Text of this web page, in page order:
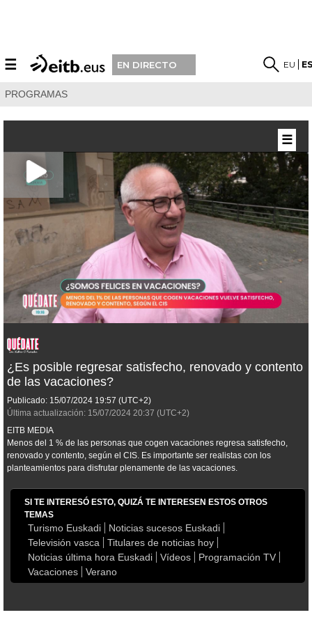
☰ EN DIRECTO EU
PROGRAMAS
¿Es posible regresar satisfecho, renovado y contento
de las vacaciones?
Publicado: 15/07/2024 19:57 (UTC+2)
Última actualización: 15/07/2024 20:37 (UTC+2)
EITB MEDIA
Menos del 1 % de las personas que cogen vacaciones regresa satisfecho,
renovado y contento, según el CIS. Es importante ser realistas con los
planteamientos para disfrutar plenamente de las vacaciones.
SI TE INTERESÓ ESTO, QUIZÁ TE INTERESEN ESTOS OTROS
TEMAS
Turismo Euskadi
Noticias sucesos Euskadi
Televisión vasca
Titulares de noticias hoy
Noticias última hora Euskadi
Vídeos
Programación TV
Vacaciones
Verano
☰